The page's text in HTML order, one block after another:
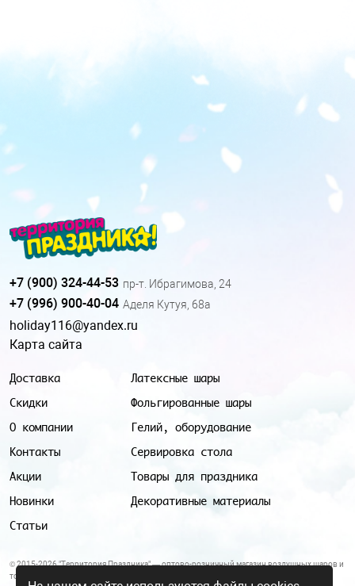
Доставка
Скидки
О компании
Контакты
Акции
Новинки
Статьи
Латексные шары
Фольгированные шары
Гелий, оборудование
Сервировка стола
Товары для праздника
Декоративные материалы
+7 (900) 324-44-53 пр-т. Ибрагимова, 24
+7 (996) 900-40-04 Аделя Кутуя, 68а
holiday116@yandex.ru
Карта сайта
© 2015-2026 "Территория Праздника" — оптово-розничный магазин воздушных шаров и
товаров для праздника.